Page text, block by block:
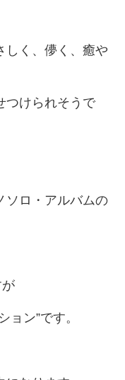
しく、儚く、癒や
つけられそうで
ソロ・アルバムの
ョン”です。